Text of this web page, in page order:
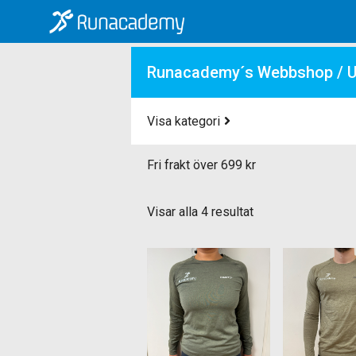
Runacademy´s Webbshop /
Visa kategori
Fri frakt över 699 kr
Visar alla 4 resultatSortera
produkten
flera
varianter.
De
produkten
flera
varianter.